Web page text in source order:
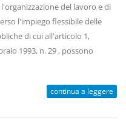
del lavoro e di
l'impiego flessibile delle
di cui all'articolo 1,
1993, n. 29 , possono
continua a leggere